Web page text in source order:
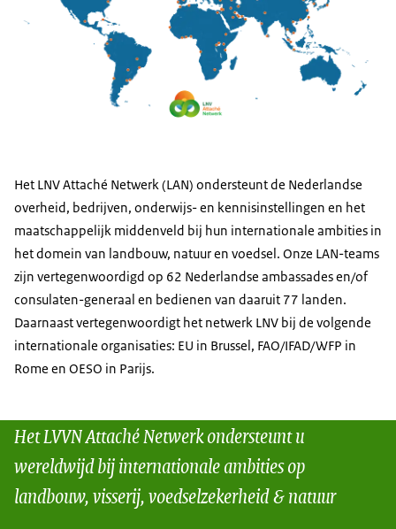
Het LNV Attaché Netwerk (LAN) ondersteunt de Nederlandse
overheid, bedrijven, onderwijs- en kennisinstellingen en het
maatschappelijk middenveld bij hun internationale ambities in
het domein van landbouw, natuur en voedsel. Onze LAN-teams
zijn vertegenwoordigd op 62 Nederlandse ambassades en/of
consulaten-generaal en bedienen van daaruit 77 landen.
Daarnaast vertegenwoordigt het netwerk LNV bij de volgende
internationale organisaties: EU in Brussel, FAO/IFAD/WFP in
Rome en OESO in Parijs.
Het LVVN Attaché Netwerk ondersteunt u
wereldwijd bij internationale ambities op
landbouw, visserij, voedselzekerheid & natuur